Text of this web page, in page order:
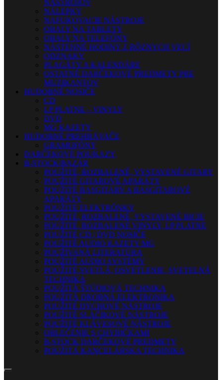
NÁSTROJOV
NÁLEPKY
NAFUKOVACIE NÁSTROJE
OBALY NA TABLETY
OBALY NA TELEFÓNY
NÁSTENNÉ HODINY Z RÔZNYCH VECÍ
ODZNAKY
PLAGÁTY A KALENDÁRE
OSTATNÉ DARČEKOVÉ PREDMETY PRE
MUZIKANTOV
HUDOBNÉ NOSIČE
CD
LP PLATNE – VINYLY
DVD
MG KAZETY
HUDOBNÉ PREHRÁVAČE
GRAMOFÓNY
DARČEKOVÉ POUKAZY
B-STOCK/BAZÁR
POUŽITÉ, ROZBALENÉ, VYSTAVENÉ GITARY
POUŽITÉ GITAROVÉ APARÁTY
POUŽITÉ BASGITARY A BASGITAROVÉ
APARÁTY
POUŽITÉ ELEKTRÓNKY
POUŽITÉ, ROZBALENÉ, VYSTAVENÉ BICIE
POUŽITÉ, ROZBALENÉ VINYLY, LP PLATNE
POUŽITÉ CD / DVD NOSIČE
POUŽITÉ AUDIO KAZETY MG
POUŽÍVANÁ LITERATÚRA
POUŽITÉ AUDIO SYSTÉMY
POUŽITÉ SVETLÁ, OSVETLENIE, SVETELNÁ
TECHNIKA
POUŽITÁ ŠTÚDIOVÁ TECHNIKA
POUŽITÁ DROBNÁ ELEKTRONIKA
POUŽITÉ DYCHOVÉ NÁSTROJE
POUŽITÉ SLÁČIKOVÉ NÁSTROJE
POUŽITÉ KLÁVESOVÉ NÁSTROJE
OBLEČENIE S CHYBIČKAMI
B-STOCK DARČEKOVÉ PREDMETY
POUŽITÁ KANCELÁRSKA TECHNIKA